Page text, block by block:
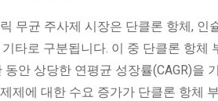
무균 주사제 시장은 단클론 항체, 인
타로 구분됩니다. 이 중 단클론 항
안 상당한 연평균 성장률(CAGR)을
제에 대한 수요 증가가 단클론 항체